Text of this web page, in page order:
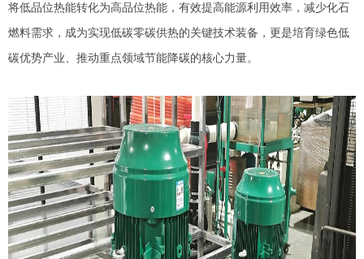
将低品位热能转化为高品位热能，有效提高能源利用效率，减少化石
燃料需求，成为实现低碳零碳供热的关键技术装备，更是培育绿色低
碳优势产业、推动重点领域节能降碳的核心力量。